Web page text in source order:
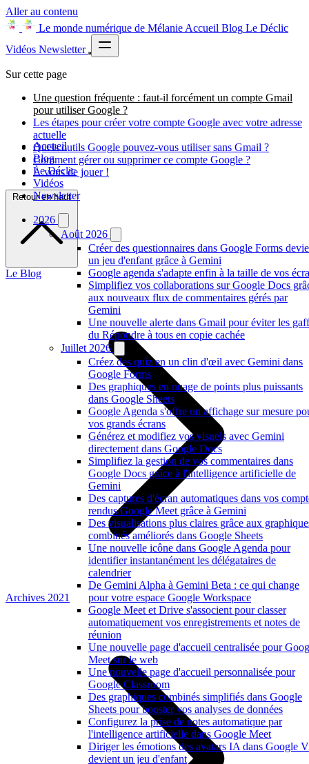
Aller au contenu
Le monde numérique de Mélanie Accueil Blog Le Déclic
Vidéos Newsletter
Accueil
Blog
Le Déclic
Vidéos
Newsletter
2026
Août 2026
Créer des questionnaires dans Google Forms
un jeu d'enfant grâce à Gemini
Google agenda s'adapte enfin à la taille de vos
Simplifiez vos collaborations sur Google Docs
aux nouveaux flux de commentaires gérés par
Gemini
Une nouvelle alerte dans Gmail pour éviter les
du Répondre à tous en copie cachée
Juillet 2026
Créez des quiz en un clin d'œil avec Gemini dans
Google Forms
Des graphiques en nuage de points plus puissants
dans Google Sheets
Google Agenda s'offre un affichage sur mesure
vos grands écrans
Générez et modifiez vos visuels avec Gemini
directement dans Google Docs
Simplifiez la gestion de vos commentaires dans
Google Docs grâce à l'intelligence artificielle de
Gemini
Des captures d'écran automatiques dans vos
rendus Google Meet grâce à Gemini
Des visualisations plus claires grâce aux
combinés améliorés dans Google Sheets
Une nouvelle icône dans Google Agenda pour
identifier instantanément les délégataires de
calendrier
De Gemini Alpha à Gemini Beta : ce qui change
pour votre espace Google Workspace
Google Meet et Drive s'associent pour classer
automatiquement vos enregistrements et notes de
réunion
Une nouvelle page d'accueil centralisée pour
Meet sur le web
Une nouvelle page d'accueil personnalisée pour
Google Classroom
Des graphiques combinés simplifiés dans Google
Sheets pour booster vos analyses de données
Configurez la prise de notes automatique par
l'intelligence artificielle dans Google Meet
Diriger les émotions des avatars IA dans Google
devient un jeu d'enfant
Sur cette page
Une question fréquente : faut-il forcément un compte Gmail
pour utiliser Google ?
Les étapes pour créer votre compte Google avec votre adresse
actuelle
Quels outils Google pouvez-vous utiliser sans Gmail ?
Comment gérer ou supprimer ce compte Google ?
À vous de jouer !
Retour en haut
Le Blog
Archives 2021